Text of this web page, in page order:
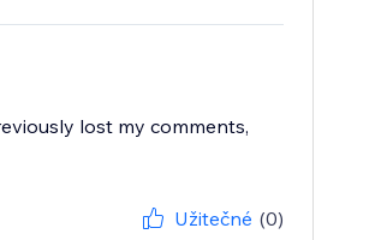
lost my comments,
Užitečné (0)